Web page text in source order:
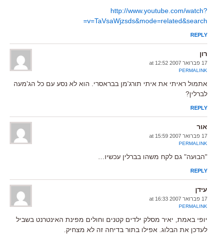
http://www.youtube.com/watch?
v=TaVsaWjzsds&mode=related&search=
REPLY
רון
17 פברואר 2007 at 12:52
PERMALINK
אתמול ראיתי את איתי תורג'מן בבראסרי. הוא לא נסע עם כל הג'מעה
לברלין?
REPLY
אור
17 פברואר 2007 at 15:59
PERMALINK
"הבועה" גם לקח משהו בברלין עכשיו…
REPLY
עידן
17 פברואר 2007 at 16:33
PERMALINK
יופי באמת, יאיר מסלק ילדים קטנים וחולים מפינת האינטרנט בשביל
לעדכן את הבלוג. אפילו בתור בדיחה זה לא מצחיק.